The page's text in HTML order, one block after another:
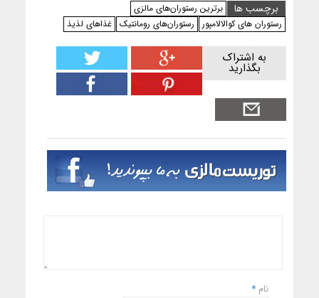
برچسب ها
برترین رستوران‌های مالزی
رستوران های کوالالامپور
رستوران‌های رومانتیک غذاهای لذیذ
به اشتراک
بگذارید
نام *